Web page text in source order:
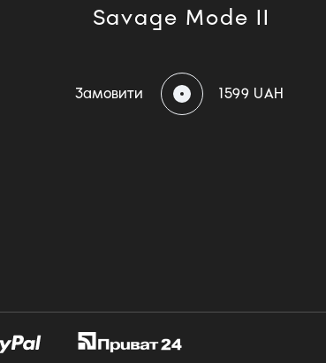
Savage Mode II
Замовити 1599 UAH